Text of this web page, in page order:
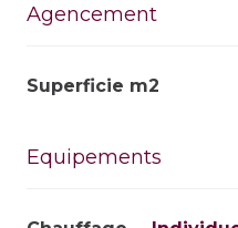
Agencement
Superficie m2
Equipements